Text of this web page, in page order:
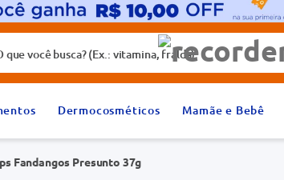
(Ex.: vitamina, fralda)
Dermocosméticos Mamãe e Bebê
Fandangos Presunto 37g
2º
fralda
20mg 6º